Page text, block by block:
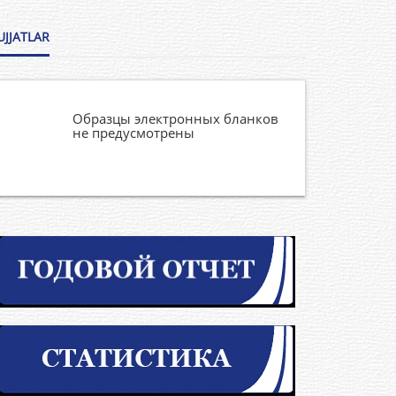
Образцы электронных бланков
не предусмотрены